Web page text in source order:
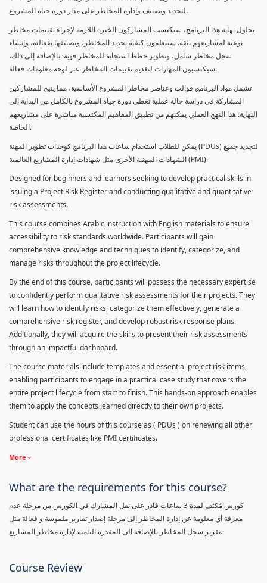
لتحديد وتصنيف وإدارة المخاطر على مدار دورة حياة المشروع.
بحلول نهاية هذا البرنامج، سيكتسب المشاركون الخبرة اللازمة لإجراء تقييمات مخاطر
نوعية لمشاريعهم بثقة. سيتعلمون كيفية تحديد المخاطر، وتصنيفها بفعالية، وإنشاء
سجل مخاطر شامل، وتطوير خطط استجابة للمخاطر قوية. بالإضافة إلى ذلك،
سيكتسبون المهارات لتقديم تقييمات المخاطر عبر لوحة معلومات فعالة.
تشمل مواد البرنامج قوالب وعناصر مخاطر المشروع الأساسية، مما يتيح للمشاركين
المشاركة في دراسة حالة عملية تغطي دورة حياة المشروع بالكامل من البداية إلى
النهاية. هذا النهج العملي يمكنهم من تطبيق المفاهيم المكتسبة مباشرة على مشاريعهم
الخاصة.
يمكن للطلاب استخدام ساعات هذا البرنامج كوحدات تطوير المهنة (PDUs) لتجديد جميع
الشهادات المهنية الأخرى مثل شهادات إدارة المشاريع العالمية (PMI).
Designed for beginners and learners seeking to develop practical skills in
issuing a Project Risk Register and conducting qualitative and quantitative
risk assessments.
This course combines Arabic instruction with English materials to ensure
accessibility to risk standards worldwide. Participants will gain
comprehensive knowledge and techniques to identify, categorize, and
manage risks throughout the project lifecycle.
By the end of this course, participants will possess the necessary expertise
to confidently perform qualitative risk assessments for their projects. They
will learn how to identify risks, categorize them effectively, generate a
comprehensive risk register, and develop robust risk response plans.
Additionally, they will acquire the skills to present their risk assessments
through an impactful dashboard.
The course materials include templates and essential project risk items,
enabling participants to engage in a practical case study that covers the
entire project lifecycle from start to finish. This hands-on approach enables
them to apply the concepts learned directly to their own projects.
Student can use the hours of this course as ( PDUs ) on renewing all other
professional certificates like PMI certificates.
More
What are the requirements for this course?
كورس مٌكثف لمدة 3 ساعات قادر على نقل المشارك في الكورس من مرحلة عدم
معرفة أي معلومة عن إدارة المخاطر إلى مرحلة إصدار تقارير ملموسة و فعالة مثل
تقرير سجل المخاطر بالإضافة الى المقدرة التامية لإدارة مخاطر المشاريع.
Course Review